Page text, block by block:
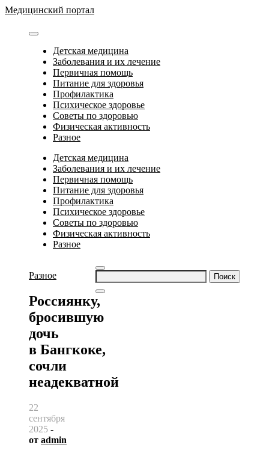
Перейти
содержимому
Медицинский портал
Детская медицина
Заболевания и их лечение
Первичная помощь
Питание для здоровья
Профилактика
Психическое здоровье
Советы по здоровью
Физическая активность
Разное
Детская медицина
Заболевания и их лечение
Первичная помощь
Питание для здоровья
Профилактика
Психическое здоровье
Советы по здоровью
Физическая активность
Разное
Найти:
Разное
Россиянку,
бросившую
дочь
в Бангкоке,
сочли
неадекватной
22
сентября
2025 -
от admin